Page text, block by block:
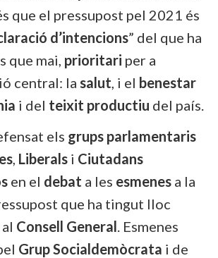
que el pressupost pel 2021 és
d’intencions” del que ha
que mai, prioritari per a
central: la salut, i el benestar
i del teixit productiu del país.
els grups parlamentaris
, Liberals i Ciutadans
en el debat a les esmenes a la
que ha tingut lloc
Consell General. Esmenes
Grup Socialdemòcrata i de